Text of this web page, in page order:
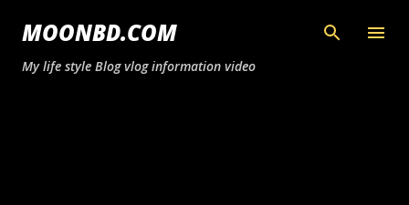
সরাসরি প্রধান সামগ্রীতে চলে যান
MOONBD.COM
My life style Blog vlog information video